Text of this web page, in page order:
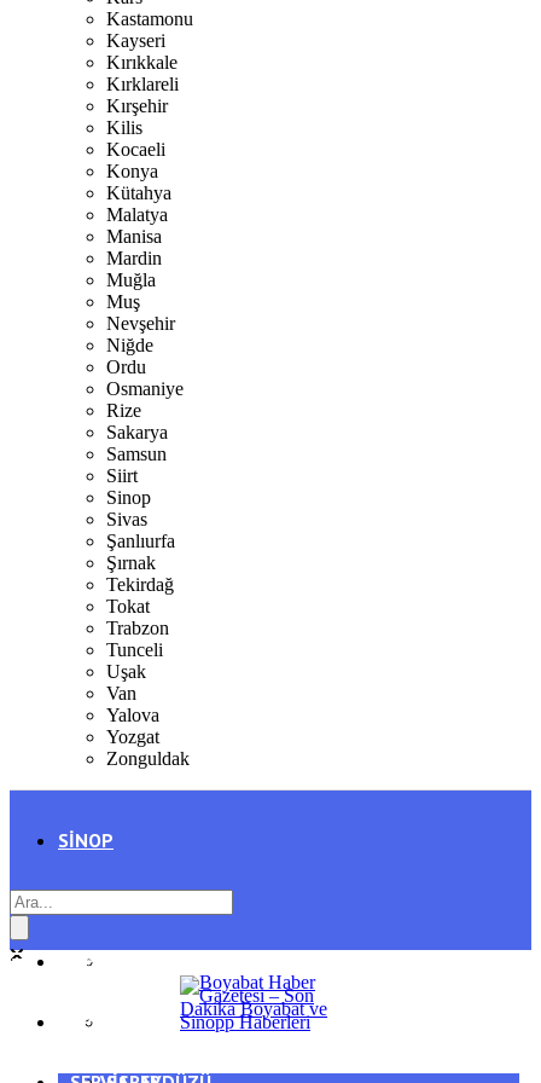
Kastamonu
Kayseri
Kırıkkale
Kırklareli
Kırşehir
Kilis
Kocaeli
Konya
Kütahya
Malatya
Manisa
Mardin
Muğla
Muş
Nevşehir
Niğde
Ordu
Osmaniye
Rize
Sakarya
Samsun
Siirt
Sinop
Sivas
Şanlıurfa
Şırnak
Tekirdağ
Tokat
Trabzon
Tunceli
Uşak
Van
Yalova
Yozgat
Zonguldak
SINOP
AYANCIK
GENEL
SPOR